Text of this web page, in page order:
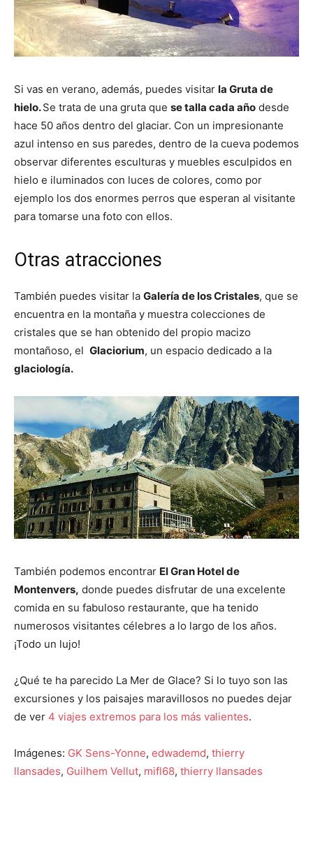
Si vas en verano, además, puedes visitar la Gruta de
hielo.Se trata de una gruta que se talla cada año desde
hace 50 años dentro del glaciar. Con un impresionante
azul intenso en sus paredes, dentro de la cueva podemos
observar diferentes esculturas y muebles esculpidos en
hielo e iluminados con luces de colores, como por
ejemplo los dos enormes perros que esperan al visitante
para tomarse una foto con ellos.
Otras atracciones
También puedes visitar la Galería de los Cristales, que se
encuentra en la montaña y muestra colecciones de
cristales que se han obtenido del propio macizo
montañoso, el Glaciorium, un espacio dedicado a la
glaciología.
También podemos encontrar El Gran Hotel de
Montenvers, donde puedes disfrutar de una excelente
comida en su fabuloso restaurante, que ha tenido
numerosos visitantes célebres a lo largo de los años.
¡Todo un lujo!
¿Qué te ha parecido La Mer de Glace? Si lo tuyo son las
excursiones y los paisajes maravillosos no puedes dejar
de ver 4 viajes extremos para los más valientes.
Imágenes: GK Sens-Yonne, edwademd, thierry
llansades, Guilhem Vellut, mifl68, thierry llansades